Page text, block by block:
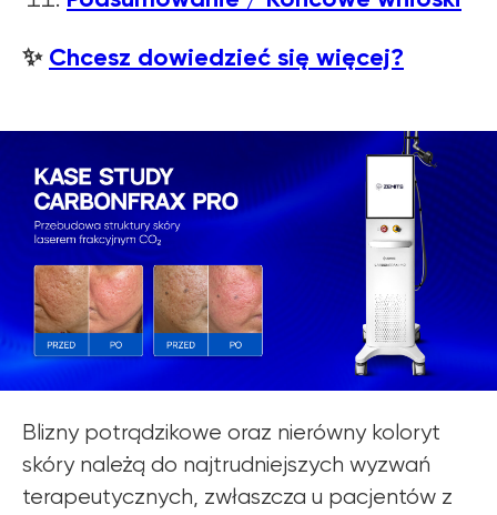
✨ Chcesz dowiedzieć się więcej?
Blizny potrądzikowe oraz nierówny koloryt
skóry należą do najtrudniejszych wyzwań
terapeutycznych, zwłaszcza u pacjentów z